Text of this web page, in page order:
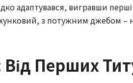
адаптувався, вигравши перші
з потужним джебом –
Перших